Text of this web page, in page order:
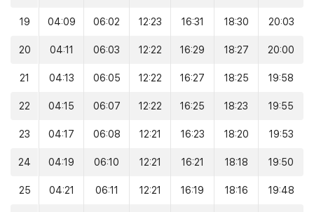
19 04:09 06:02 12:23 16:31 18:30 20:03
20 04:11 06:03 12:22 16:29 18:27 20:00
21 04:13 06:05 12:22 16:27 18:25 19:58
22 04:15 06:07 12:22 16:25 18:23 19:55
23 04:17 06:08 12:21 16:23 18:20 19:53
24 04:19 06:10 12:21 16:21 18:18 19:50
25 04:21 06:11 12:21 16:19 18:16 19:48